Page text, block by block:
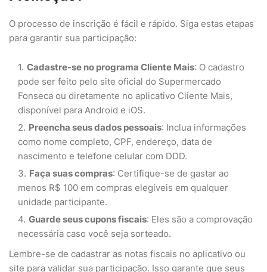
O processo de inscrição é fácil e rápido. Siga estas etapas
para garantir sua participação:
Cadastre-se no programa Cliente Mais: O cadastro
pode ser feito pelo site oficial do Supermercado
Fonseca ou diretamente no aplicativo Cliente Mais,
disponível para Android e iOS.
Preencha seus dados pessoais: Inclua informações
como nome completo, CPF, endereço, data de
nascimento e telefone celular com DDD.
Faça suas compras: Certifique-se de gastar ao
menos R$ 100 em compras elegíveis em qualquer
unidade participante.
Guarde seus cupons fiscais: Eles são a comprovação
necessária caso você seja sorteado.
Lembre-se de cadastrar as notas fiscais no aplicativo ou
site para validar sua participação. Isso garante que seus